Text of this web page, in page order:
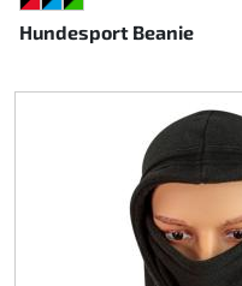
Hundesport Beanie
SCHWARZ/ROT
SCHWARZ/CYAN
SCHWARZ/GRÜN